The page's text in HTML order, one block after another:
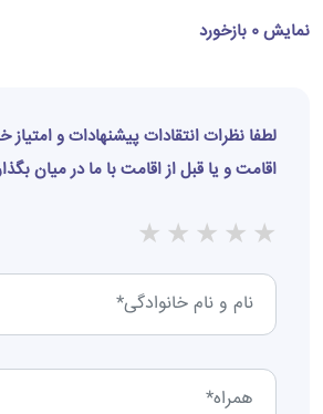
نمایش 0 بازخورد
لطفا نظرات انتقادات پیشنهادات و امتیاز
اقامت و یا قبل از اقامت با ما در میان
★
★
★
★
★